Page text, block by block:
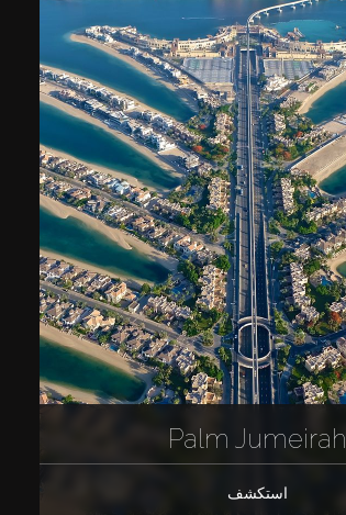
Palm Jumeirah
استكشف